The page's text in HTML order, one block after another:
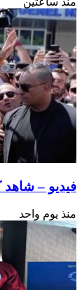
فيديو –
منذ يوم واحد